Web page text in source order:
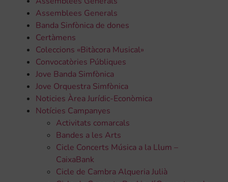
Assemblees Generals
Banda Sinfònica de dones
Certàmens
Coleccions «Bitàcora Musical»
Convocatòries Públiques
Jove Banda Simfònica
Jove Orquestra Simfònica
Noticies Àrea Jurídic-Econòmica
Notícies Campanyes
Activitats comarcals
Bandes a les Arts
Cicle Concerts Música a la Llum –
CaixaBank
Cicle de Cambra Alqueria Julià